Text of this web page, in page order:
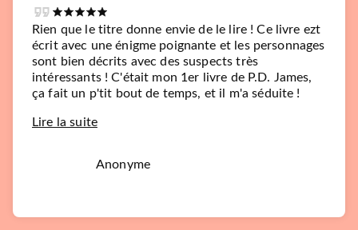
Rien que le titre donne envie de le lire ! Ce livre ezt
écrit avec une énigme poignante et les personnages
sont bien décrits avec des suspects très
intéressants ! C'était mon 1er livre de P.D. James,
ça fait un p'tit bout de temps, et il m'a séduite !
Lire la suite
Anonyme